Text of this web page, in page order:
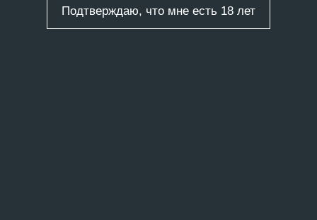
Подтверждаю, что мне есть 18 лет